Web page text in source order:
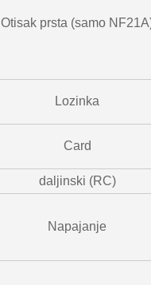
Otisak prsta (samo
Lozinka
Card
daljinski (RC)
Napajanje